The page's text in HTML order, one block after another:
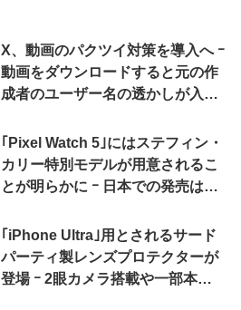
X、動画のパクツイ対策を導入へ ｰ
動画をダウンロードすると元の作
成者のユーザー名の透かしが入る
｢Pixel Watch 5｣にはステフィン・
カリー特別モデルが用意されるこ
とが明らかに ｰ 日本での発売は期
｢iPhone Ultra｣用とされるサード
パーティ製レンズプロテクターが
登場 ｰ 2眼カメラ搭載や一部本体